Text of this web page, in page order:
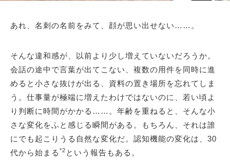
あれ、名刺の名前をみて、顔が思い出せない……。
そんな違和感が、以前より少し増えていないだろうか。
会話の途中で言葉が出てこない、複数の用件を同時に進
めると小さな抜けが出る、資料の置き場所を忘れてしま
う。仕事量が極端に増えたわけではないのに、若い頃よ
り判断に時間がかかる……。年齢を重ねると、そんな小
さな変化をふと感じる瞬間がある。もちろん、それは誰
にでも起こりうる自然な変化だ。認知機能の変化は、30
代から始まる *2 という報告もある。